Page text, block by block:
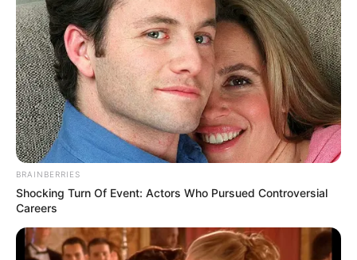
Ακολουθήστε το evianews.com στοGoogle
News
ΤΑ ΠΙΟ ΔΗΜΟΦΙΛΗ
BRAINBERRIES
Shocking Turn Of Event: Actors Who Pursued Controversial
Careers